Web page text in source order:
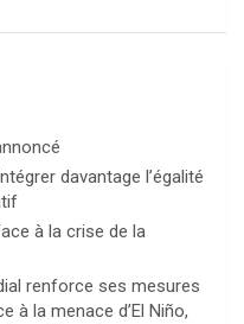
davantage l’égalité
à la crise de la
renforce ses mesures
à la menace d’El Niño,